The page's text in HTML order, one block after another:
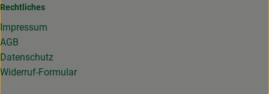
Rechtliches
Impressum
AGB
Datenschutz
Widerruf-Formular